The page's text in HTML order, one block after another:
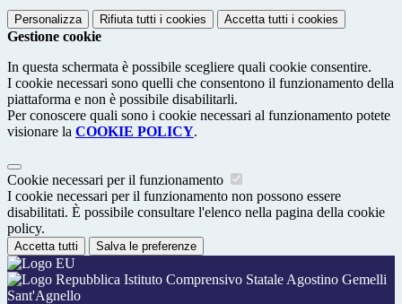
Personalizza Rifiuta tutti i cookies Accetta tutti i cookies
Gestione cookie
In questa schermata è possibile scegliere quali cookie consentire.
I cookie necessari sono quelli che consentono il funzionamento della
piattaforma e non è possibile disabilitarli.
Per conoscere quali sono i cookie necessari al funzionamento potete
visionare la COOKIE POLICY.
Cookie necessari per il funzionamento
I cookie necessari per il funzionamento non possono essere
disabilitati. È possibile consultare l'elenco nella pagina della cookie
policy.
Accetta tutti Salva le preferenze
Istituto Comprensivo Statale Agostino Gemelli
Sant'Agnello